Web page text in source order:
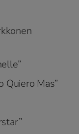
Quiero Mas”